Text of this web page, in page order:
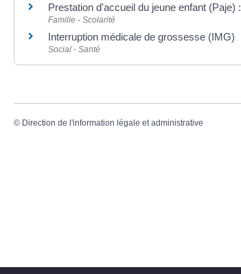
Prestation d'accueil du jeune enfant (Paje)
Famille - Scolarité
Interruption médicale de grossesse (IMG)
Social - Santé
© Direction de l'information légale et administrative